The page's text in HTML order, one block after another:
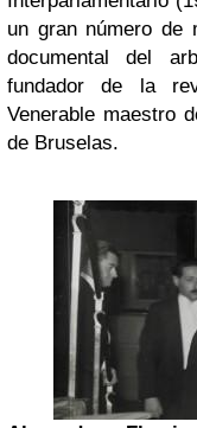
un gran número de
documental del
fundador de la
Venerable maestro
de Bruselas.